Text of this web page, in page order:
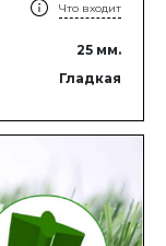
Что входит
25 мм.
Гладкая